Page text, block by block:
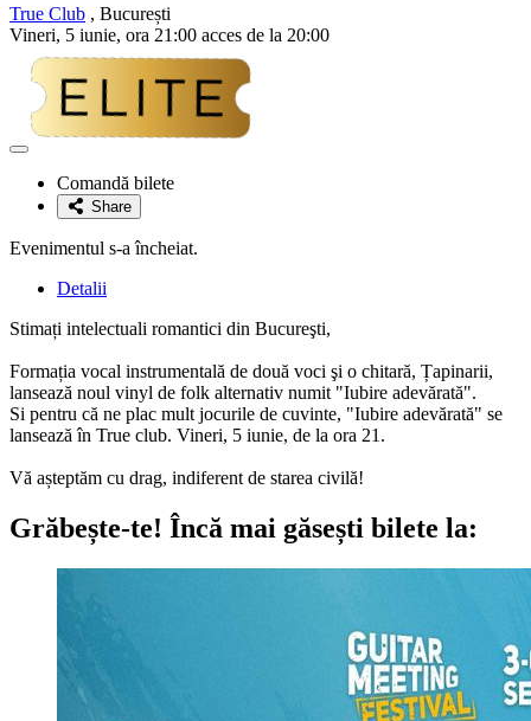
True Club , București
Vineri, 5 iunie, ora 21:00 acces de la 20:00
Adaugă
favoriteComandă bilete
Share
Evenimentul s-a încheiat.
Detalii
Stimați intelectuali romantici din Bucureşti,
Formația vocal instrumentală de două voci şi o chitară, Țapinarii,
lansează noul vinyl de folk alternativ numit "Iubire adevărată".
Si pentru că ne plac mult jocurile de cuvinte, "Iubire adevărată" se
lansează în True club. Vineri, 5 iunie, de la ora 21.
Vă așteptăm cu drag, indiferent de starea civilă!
Grăbește-te! Încă mai găsești bilete la: